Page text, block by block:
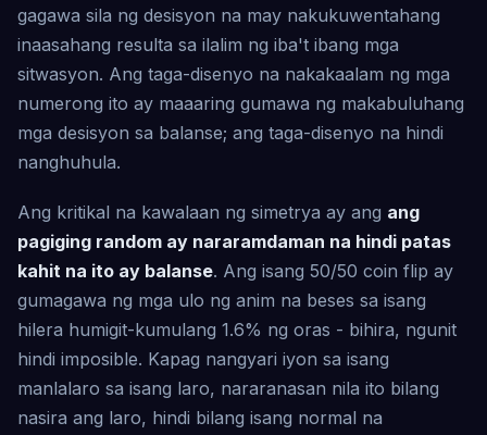
gagawa sila ng desisyon na may nakukuwentahang
inaasahang resulta sa ilalim ng iba't ibang mga
sitwasyon. Ang taga-disenyo na nakakaalam ng mga
numerong ito ay maaaring gumawa ng makabuluhang
mga desisyon sa balanse; ang taga-disenyo na hindi
nanghuhula.
Ang kritikal na kawalaan ng simetrya ay ang ang
pagiging random ay nararamdaman na hindi patas
kahit na ito ay balanse. Ang isang 50/50 coin flip ay
gumagawa ng mga ulo ng anim na beses sa isang
hilera humigit-kumulang 1.6% ng oras - bihira, ngunit
hindi imposible. Kapag nangyari iyon sa isang
manlalaro sa isang laro, nararanasan nila ito bilang
nasira ang laro, hindi bilang isang normal na